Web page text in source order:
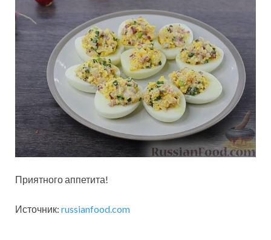
Приятного аппетита!
Источник: russianfood.com